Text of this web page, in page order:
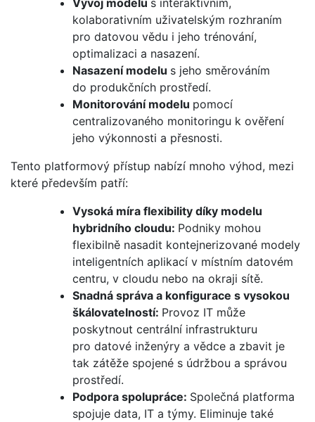
Vývoj modelu s interaktivním,
kolaborativním uživatelským rozhraním
pro datovou vědu i jeho trénování,
optimalizaci a nasazení.
Nasazení modelu s jeho směrováním
do produkčních prostředí.
Monitorování modelu pomocí
centralizovaného monitoringu k ověření
jeho výkonnosti a přesnosti.
Tento platformový přístup nabízí mnoho výhod, mezi
které především patří:
Vysoká míra flexibility díky modelu
hybridního cloudu: Podniky mohou
flexibilně nasadit kontejnerizované modely
inteligentních aplikací v místním datovém
centru, v cloudu nebo na okraji sítě.
Snadná správa a konfigurace s vysokou
škálovatelností: Provoz IT může
poskytnout centrální infrastrukturu
pro datové inženýry a vědce a zbavit je
tak zátěže spojené s údržbou a správou
prostředí.
Podpora spolupráce: Společná platforma
spojuje data, IT a týmy. Eliminuje také